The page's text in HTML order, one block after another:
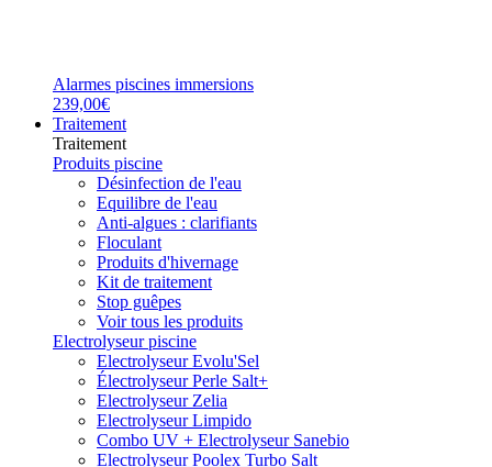
Alarmes piscines immersions
239,00€
Traitement
Traitement
Produits piscine
Désinfection de l'eau
Equilibre de l'eau
Anti-algues : clarifiants
Floculant
Produits d'hivernage
Kit de traitement
Stop guêpes
Voir tous les produits
Electrolyseur piscine
Electrolyseur Evolu'Sel
Électrolyseur Perle Salt+
Electrolyseur Zelia
Electrolyseur Limpido
Combo UV + Electrolyseur Sanebio
Electrolyseur Poolex Turbo Salt